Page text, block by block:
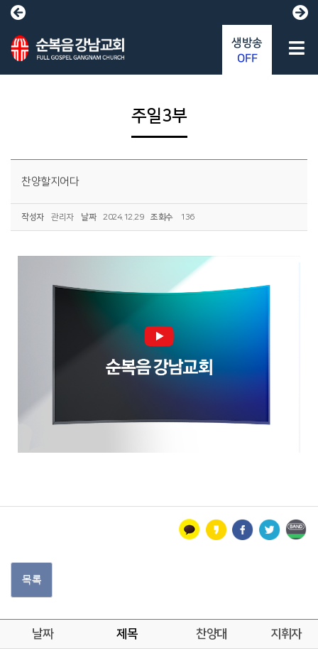
주일3부
찬양할지어다
작성자 관리자 날짜 2024.12.29 조회수 136
목록
날짜 제목 찬양대 지휘자
생방송
OFF